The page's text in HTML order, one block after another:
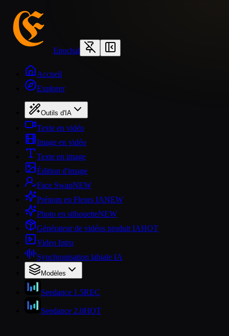
Epochal
Accueil
Explorer
Outils d'IA
Texte en vidéo
Image en vidéo
Texte en image
Édition d'image
Face SwapNEW
Prénom en Fleurs IANEW
Photo en silhouetteNEW
Générateur de vidéos produit IAHOT
Video Intro
Synchronisation labiale IA
Modèles
Seedance 1.5REC
Seedance 2.0HOT